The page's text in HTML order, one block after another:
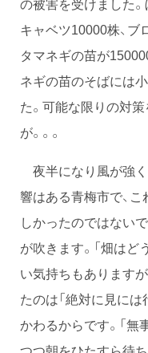
キャベツ10000株、ブ
タマネギの苗が
ネギの苗のそばには
た。可能な限りの対
が。。。
夜半になり風が強
響はある青梅市で、
しかったのではない
が吹きます。「畑は
い気持ちもあります
たのは「絶対に見に
かわるからです。「無